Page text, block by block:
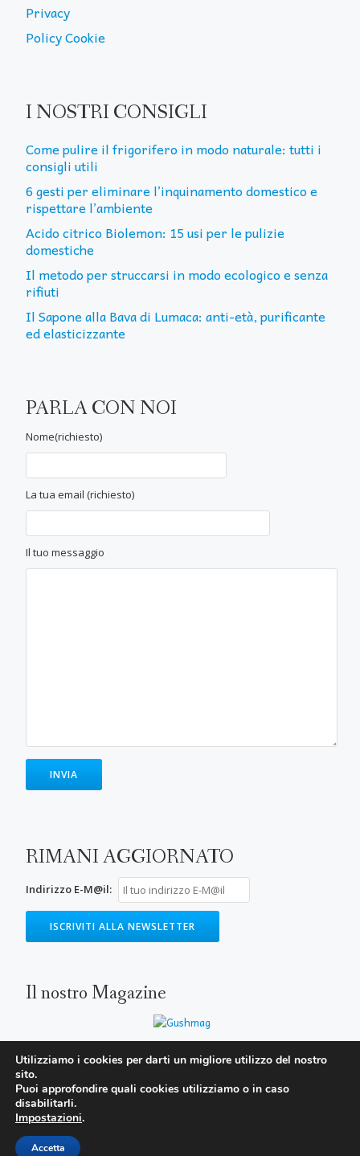
Privacy
Policy Cookie
I NOSTRI CONSIGLI
Come pulire il frigorifero in modo naturale: tutti i
consigli utili
6 gesti per eliminare l’inquinamento domestico e
rispettare l’ambiente
Acido citrico Biolemon: 15 usi per le pulizie
domestiche
Il metodo per struccarsi in modo ecologico e senza
rifiuti
Il Sapone alla Bava di Lumaca: anti-età, purificante
ed elasticizzante
PARLA CON NOI
Nome(richiesto)
La tua email (richiesto)
Il tuo messaggio
RIMANI AGGIORNATO
Indirizzo E-M@il:
Il nostro Magazine
SECONDARY
MENU
Utilizziamo i cookies per darti un migliore utilizzo del nostro
sito.
Puoi approfondire quali cookies utilizziamo o in caso
disabilitarli.
Impostazioni.
Accetta